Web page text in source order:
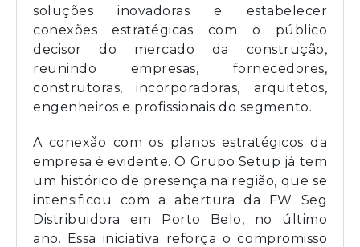
soluções inovadoras e estabelecer
conexões estratégicas com o público
decisor do mercado da construção,
reunindo empresas, fornecedores,
construtoras, incorporadoras, arquitetos,
engenheiros e profissionais do segmento.
A conexão com os planos estratégicos da
empresa é evidente. O Grupo Setup já tem
um histórico de presença na região, que se
intensificou com a abertura da FW Seg
Distribuidora em Porto Belo, no último
ano. Essa iniciativa reforça o compromisso